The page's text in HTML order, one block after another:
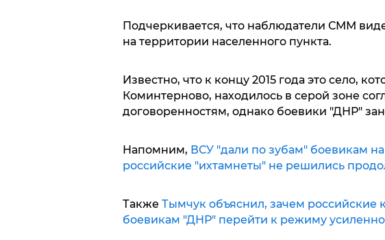
Подчеркивается, что наблюдатели СММ
на территории населенного пункта.
Известно, что к концу 2015 года это село,
Коминтерново, находилось в серой зоне
договоренностям, однако боевики "ДНР"
Напомним, ВСУ "дали по зубам" боевикам
российские "ихтамнеты" не решились
Также Тымчук объяснил, зачем российские
боевикам "ДНР" перейти к режиму